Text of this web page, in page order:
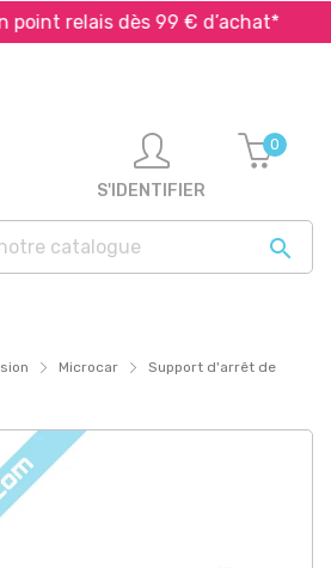
relais dès 99 € d’achat*

S'IDENTIFIER
0
Microcar
Support d'arrêt de